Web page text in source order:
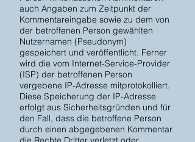
auch Angaben zum Zeitpunkt der
Kommentareingabe sowie zu dem von
der betroffenen Person gewählten
Nutzernamen (Pseudonym)
gespeichert und veröffentlicht. Ferner
wird die vom Internet-Service-Provider
(ISP) der betroffenen Person
vergebene IP-Adresse mitprotokolliert.
Diese Speicherung der IP-Adresse
erfolgt aus Sicherheitsgründen und für
den Fall, dass die betroffene Person
durch einen abgegebenen Kommentar